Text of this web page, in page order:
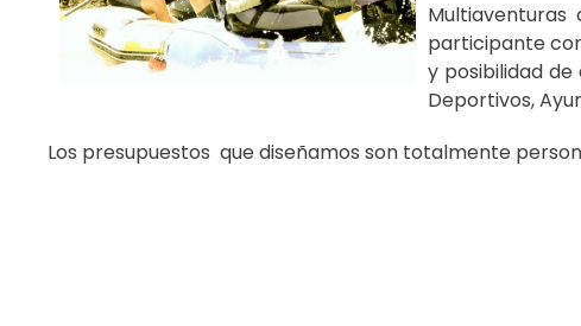
participante
y posibilidad
Deportivos,
Los presupuestos que diseñamos son totalmente